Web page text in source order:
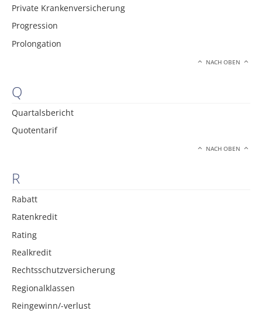
Private Krankenversicherung
Progression
Prolongation
NACH OBEN
Q
Quartalsbericht
Quotentarif
NACH OBEN
R
Rabatt
Ratenkredit
Rating
Realkredit
Rechtsschutzversicherung
Regionalklassen
Reingewinn/-verlust